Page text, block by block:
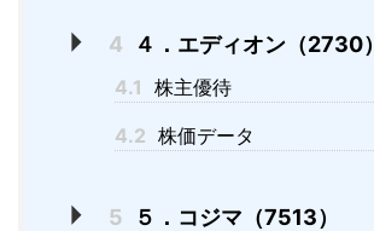
4 ４．エディオン（2730）
4.1 株主優待
4.2 株価データ
5 ５．コジマ（7513）